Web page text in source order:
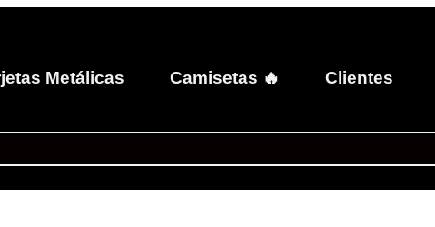
Metálicas Camisetas 🔥 Clientes